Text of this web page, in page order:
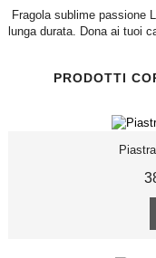
Fragola sublime passione
lunga durata. Dona ai tuoi
PRODOTTI